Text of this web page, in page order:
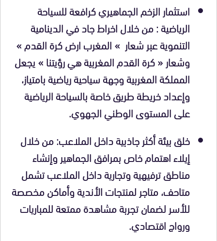
استثمار الزخم الجماهيري كرافعة للسياحة
الرياضية : من خلال اخراط جاد في الدينامية
التنموية عبر شعار » المغرب ارض كرة القدم »
وشعار « كرة القدم المغربية هي رؤيتنا » يجعل
المملكة المغربية وجهة سياحية رياضية بامتياز،
وإعداد خريطة طريق خاصة بالسياحة الرياضية
على المستوى الوطني الجهوي.
خلق بيئة أكثر جاذبية داخل الملاعب: من خلال
إيلاء اهتمام خاص بمرافق الجماهير وإنشاء
مناطق ترفيهية وتجارية داخل الملاعب تشمل
متاحف، متاجر لمنتجات الأندية وأماكن مخصصة
للأسر لضمان تجربة مشاهدة ممتعة للمباريات
ورواج اقتصادي.